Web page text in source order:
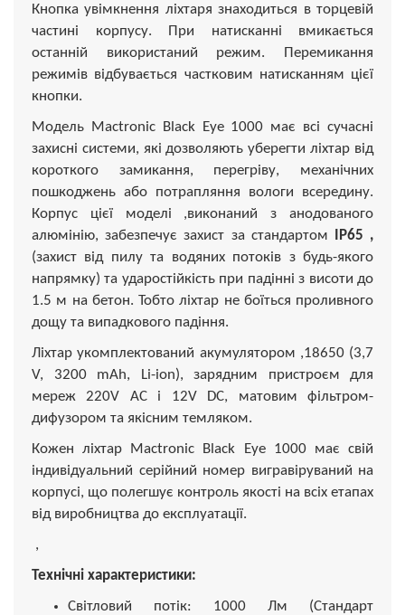
Кнопка увімкнення ліхтаря знаходиться в торцевій
частині корпусу. При натисканні вмикається
останній використаний режим. Перемикання
режимів відбувається частковим натисканням цієї
кнопки.
Модель Mactronic Black Eye 1000 має всі сучасні
захисні системи, які дозволяють уберегти ліхтар від
короткого замикання, перегріву, механічних
пошкоджень або потрапляння вологи всередину.
Корпус цієї моделі ,виконаний з анодованого
алюмінію, забезпечує захист за стандартом
IP65 ,
(захист від пилу та водяних потоків з будь-якого
напрямку) та ударостійкість при падінні з висоти до
1.5 м на бетон. Тобто ліхтар не боїться проливного
дощу та випадкового падіння.
Ліхтар укомплектований акумулятором ,18650 (3,7
V, 3200 mAh, Li-ion), зарядним пристроєм для
мереж 220V AC і 12V DC, матовим фільтром-
дифузором та якісним темляком.
Кожен ліхтар Mactronic Black Eye 1000 має свій
індивідуальний серійний номер вигравіруваний на
корпусі, що полегшує контроль якості на всіх етапах
від виробництва до експлуатації.
,
Технічні характеристики:
Світловий потік: 1000 Лм (Стандарт